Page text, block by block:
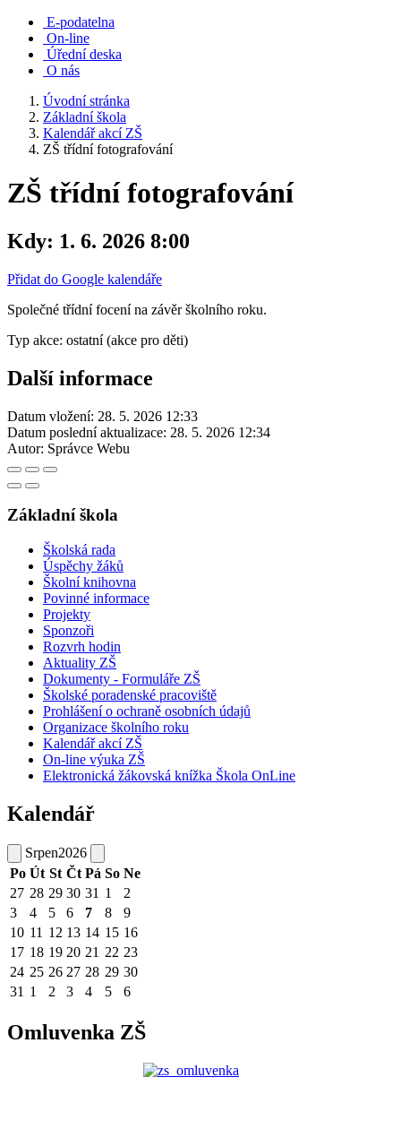
E-podatelna
On-line
Úřední deska
O nás
Úvodní stránka
Základní škola
Kalendář akcí ZŠ
ZŠ třídní fotografování
ZŠ třídní fotografování
Kdy: 1. 6. 2026 8:00
Přidat do Google kalendáře
Společné třídní focení na závěr školního roku.
Typ akce: ostatní (akce pro děti)
Další informace
Datum vložení: 28. 5. 2026 12:33
Datum poslední aktualizace: 28. 5. 2026 12:34
Autor: Správce Webu
Základní škola
Školská rada
Úspěchy žáků
Školní knihovna
Povinné informace
Projekty
Sponzoři
Rozvrh hodin
Aktuality ZŠ
Dokumenty - Formuláře ZŠ
Školské poradenské pracoviště
Prohlášení o ochraně osobních údajů
Organizace školního roku
Kalendář akcí ZŠ
On-line výuka ZŠ
Elektronická žákovská knížka Škola OnLine
Kalendář
Srpen2026
Po Út St Čt Pá So Ne
27 28 29 30 31 1
2
3
4 5 6 7 8
9
10 11 12 13 14 15 16
17 18 19 20 21 22 23
24 25 26 27 28 29 30
31 1 2 3 4 5 6
Omluvenka ZŠ